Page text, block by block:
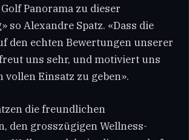
Panorama zu dieser
so Alexandre Spatz. «Dass die
den echten Bewertungen unserer
uns sehr, und motiviert uns
vollen Einsatz zu geben».
die freundlichen
den grosszügigen Wellness-